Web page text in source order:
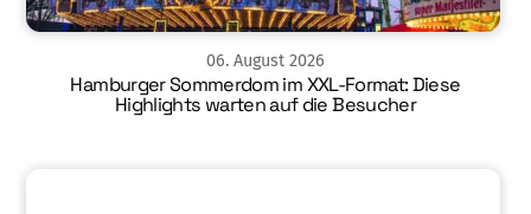
06. August 2026
Hamburger Sommerdom im XXL-Format: Diese
Highlights warten auf die Besucher